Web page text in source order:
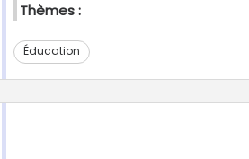
Thèmes :
Éducation